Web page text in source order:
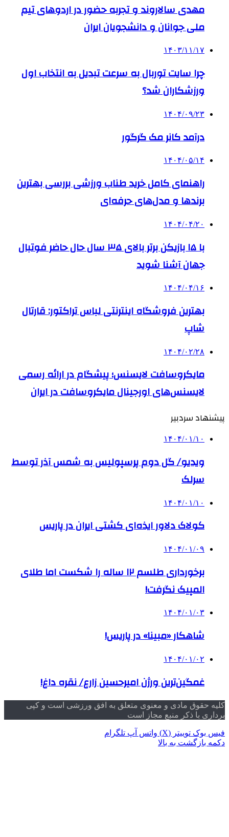
مهدی سالاروند و تجربه حضور در اردوهای تیم
ملی جوانان و دانشجویان ایران
۱۴۰۳/۱۱/۱۷
چرا سایت توربال به ‌سرعت تبدیل به انتخاب اول
ورزشکاران شد؟
۱۴۰۴/۰۹/۲۳
درآمد کانر مک گرگور
۱۴۰۴/۰۵/۱۴
راهنمای کامل خرید طناب ورزشی بررسی بهترین
برندها و مدل‌های حرفه‌ای
۱۴۰۴/۰۴/۲۰
با ۱۵ بازیکن برتر بالای ۳۵ سال حال حاضر فوتبال
جهان آشنا شوید
۱۴۰۴/۰۴/۱۶
بهترین فروشگاه اینترنتی لباس تراکتور: قارتال
شاپ
۱۴۰۴/۰۲/۲۸
مایکروسافت لایسنس؛ پیشگام در ارائه رسمی
لایسنس‌های اورجینال مایکروسافت در ایران
پیشنهاد سردبیر
۱۴۰۴/۰۱/۱۰
ویدیو/ گل دوم پرسپولیس به شمس آذر توسط
سرلک
۱۴۰۴/۰۱/۱۰
کولاک دلاور ایذه‌ای کشتی ایران در پاریس
۱۴۰۴/۰۱/۰۹
برخورداری طلسم ۱۲ ساله را شکست اما طلای
المپیک نگرفت!
۱۴۰۴/۰۱/۰۳
شاهکار «مبینا» در پاریس!
۱۴۰۴/۰۱/۰۲
غمگین‌ترین ورژن امیرحسین زارع/ نقره داغ!
کلیه حقوق مادی و معنوی متعلق به افق ورزشی است و کپی
برداری با ذکر منبع مجاز است
فیس بوک توییتر (X) واتس آپ تلگرام
دکمه بازگشت به بالا